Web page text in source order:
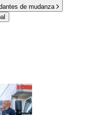
de mudanza